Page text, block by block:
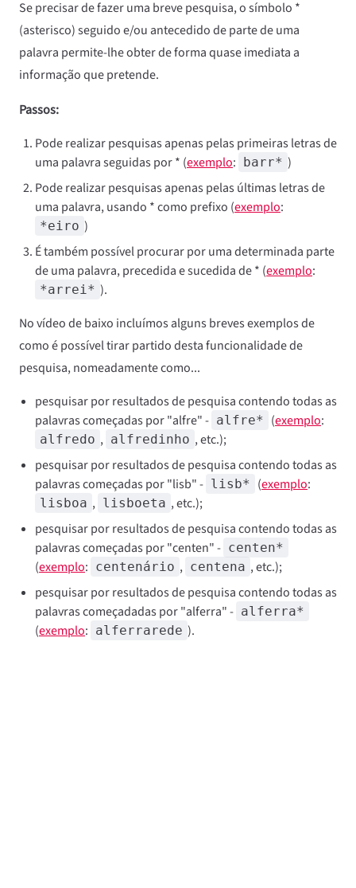
Se precisar de fazer uma breve pesquisa, o símbolo *
(asterisco) seguido e/ou antecedido de parte de uma
palavra permite-lhe obter de forma quase imediata a
informação que pretende.
Passos:
Pode realizar pesquisas apenas pelas primeiras letras de
uma palavra seguidas por * (exemplo: barr* )
Pode realizar pesquisas apenas pelas últimas letras de
uma palavra, usando * como prefixo (exemplo:
*eiro )
É também possível procurar por uma determinada parte
de uma palavra, precedida e sucedida de * (exemplo:
*arrei* ).
No vídeo de baixo incluímos alguns breves exemplos de
como é possível tirar partido desta funcionalidade de
pesquisa, nomeadamente como...
pesquisar por resultados de pesquisa contendo todas as
palavras começadas por "alfre" - alfre* (exemplo:
alfredo , alfredinho , etc.);
pesquisar por resultados de pesquisa contendo todas as
palavras começadas por "lisb" - lisb* (exemplo:
lisboa , lisboeta , etc.);
pesquisar por resultados de pesquisa contendo todas as
palavras começadas por "centen" - centen*
(exemplo: centenário , centena , etc.);
pesquisar por resultados de pesquisa contendo todas as
palavras começadadas por "alferra" - alferra*
(exemplo: alferrarede ).